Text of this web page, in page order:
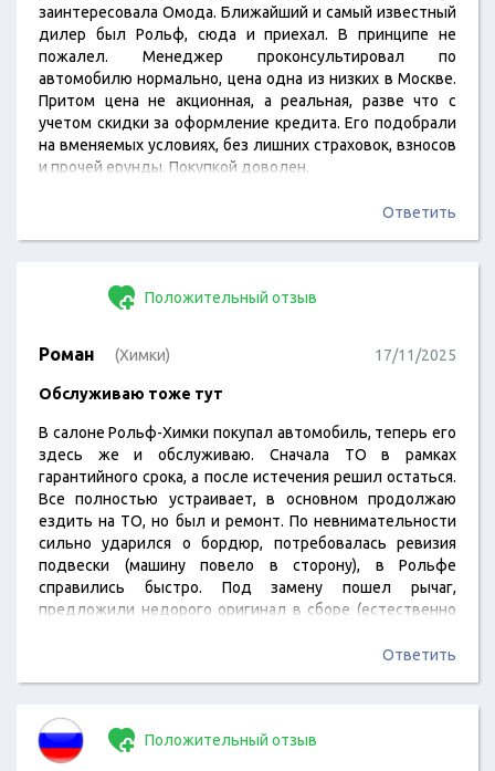
заинтересовала Омода. Ближайший и самый известный
дилер был Рольф, сюда и приехал. В принципе не
пожалел. Менеджер проконсультировал по
автомобилю нормально, цена одна из низких в Москве.
Притом цена не акционная, а реальная, разве что с
учетом скидки за оформление кредита. Его подобрали
на вменяемых условиях, без лишних страховок, взносов
и прочей ерунды. Покупкой доволен.
Ответить
Положительный отзыв
Роман (Химки) 17/11/2025
Обслуживаю тоже тут
В салоне Рольф-Химки покупал автомобиль, теперь его
здесь же и обслуживаю. Сначала ТО в рамках
гарантийного срока, а после истечения решил остаться.
Все полностью устраивает, в основном продолжаю
ездить на ТО, но был и ремонт. По невнимательности
сильно ударился о бордюр, потребовалась ревизия
подвески (машину повело в сторону), в Рольфе
справились быстро. Под замену пошел рычаг,
предложили недорого оригинал в сборе (естественно
Ответить
Положительный отзыв